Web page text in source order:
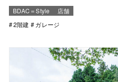
BDAC＝Style
店舗
2階建
ガレージ